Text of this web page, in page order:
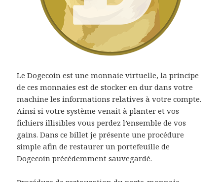
Le Dogecoin est une monnaie virtuelle, la principe
de ces monnaies est de stocker en dur dans votre
machine les informations relatives à votre compte.
Ainsi si votre système venait à planter et vos
fichiers illisibles vous perdez l’ensemble de vos
gains. Dans ce billet je présente une procédure
simple afin de restaurer un portefeuille de
Dogecoin précédemment sauvegardé.